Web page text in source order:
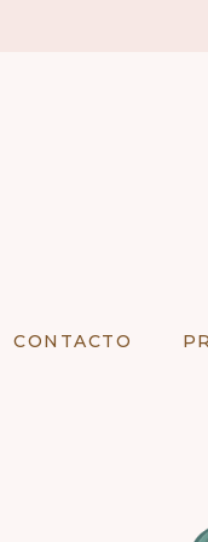
CONTACTO